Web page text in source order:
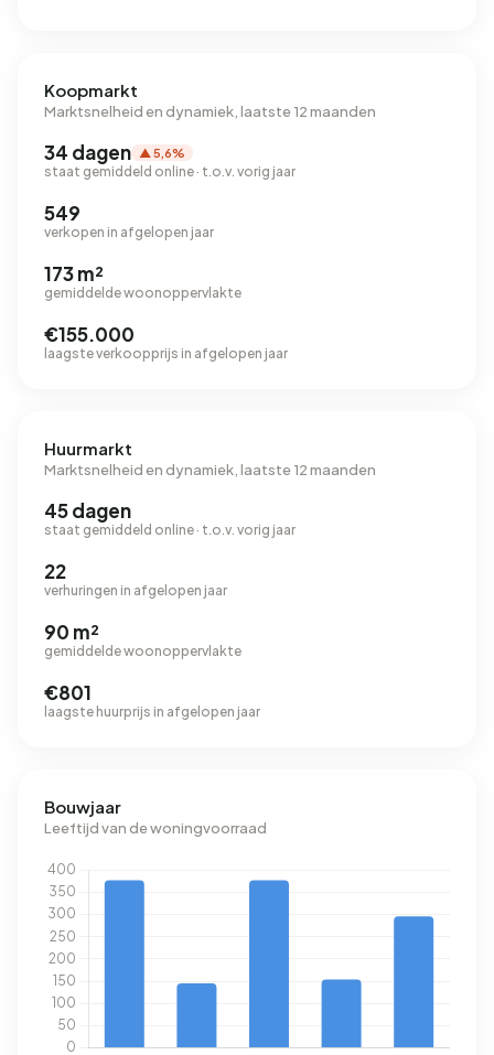
Koopmarkt
Marktsnelheid en dynamiek, laatste 12 maanden
34 dagen ▲ 5,6%
staat gemiddeld online · t.o.v. vorig jaar
549
verkopen in afgelopen jaar
173 m²
gemiddelde woonoppervlakte
€155.000
laagste verkoopprijs in afgelopen jaar
Huurmarkt
Marktsnelheid en dynamiek, laatste 12 maanden
45 dagen
staat gemiddeld online · t.o.v. vorig jaar
22
verhuringen in afgelopen jaar
90 m²
gemiddelde woonoppervlakte
€801
laagste huurprijs in afgelopen jaar
Bouwjaar
Leeftijd van de woningvoorraad